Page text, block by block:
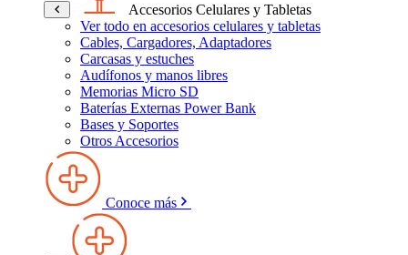
Accesorios Celulares y Tabletas
Ver todo en accesorios celulares y tabletas
Cables, Cargadores, Adaptadores
Carcasas y estuches
Audífonos y manos libres
Memorias Micro SD
Baterías Externas Power Bank
Bases y Soportes
Otros Accesorios
Conoce más